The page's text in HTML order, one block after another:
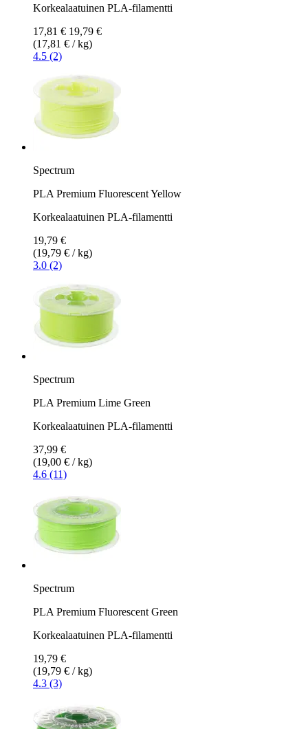
Korkealaatuinen PLA-filamentti
17,81 € 19,79 €
(17,81 € / kg)
4.5 (2)
Spectrum
PLA Premium Fluorescent Yellow
Korkealaatuinen PLA-filamentti
19,79 €
(19,79 € / kg)
3.0 (2)
Spectrum
PLA Premium Lime Green
Korkealaatuinen PLA-filamentti
37,99 €
(19,00 € / kg)
4.6 (11)
Spectrum
PLA Premium Fluorescent Green
Korkealaatuinen PLA-filamentti
19,79 €
(19,79 € / kg)
4.3 (3)